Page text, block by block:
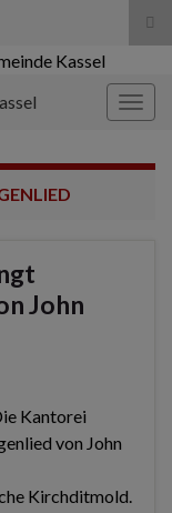
John
Kantorei
von John
Kirchditmold.